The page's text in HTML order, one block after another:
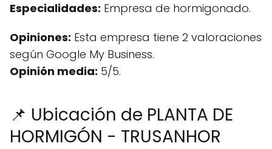
Especialidades: Empresa de hormigonado.
Opiniones: Esta empresa tiene 2 valoraciones
según Google My Business.
Opinión media: 5/5.
📌 Ubicación de PLANTA DE
HORMIGÓN - TRUSANHOR